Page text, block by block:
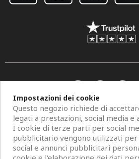
Copyright © 2026 Centro Specchi. Mestre
Impostazioni dei cookie
Questo negozio richiede di
legati a prestazioni, social media e
I cookie di terze parti per social
pubblicitario vengono utilizzati
social e annunci pubblicitari